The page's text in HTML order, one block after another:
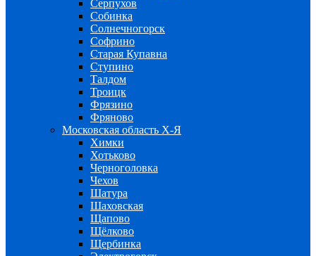
Серпухов
Собинка
Солнечногорск
Софрино
Старая Купавна
Ступино
Талдом
Троицк
Фрязино
Фряново
Московская область Х-Я
Химки
Хотьково
Черноголовка
Чехов
Шатура
Шаховская
Щапово
Щёлково
Щербинка